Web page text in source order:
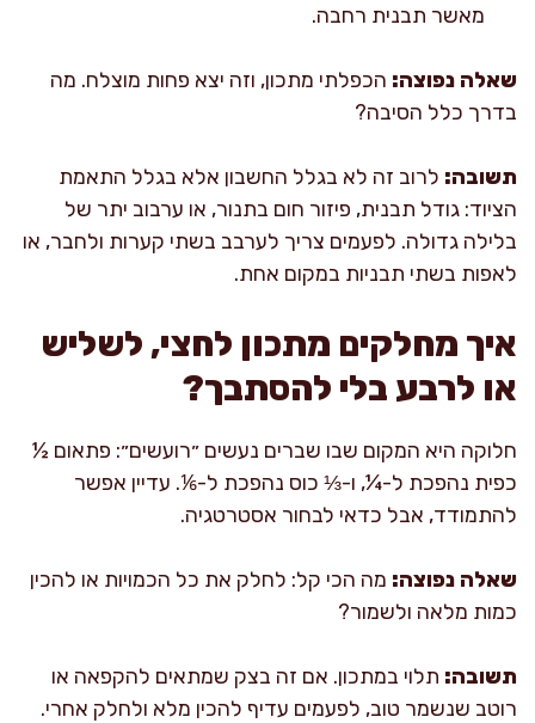
מאשר תבנית רחבה.
שאלה נפוצה: הכפלתי מתכון, וזה יצא פחות מוצלח. מה
בדרך כלל הסיבה?
תשובה: לרוב זה לא בגלל החשבון אלא בגלל התאמת
הציוד: גודל תבנית, פיזור חום בתנור, או ערבוב יתר של
בלילה גדולה. לפעמים צריך לערבב בשתי קערות ולחבר, או
לאפות בשתי תבניות במקום אחת.
איך מחלקים מתכון לחצי, לשליש
או לרבע בלי להסתבך?
חלוקה היא המקום שבו שברים נעשים ״רועשים״: פתאום ½
כפית נהפכת ל-¼, ו-⅓ כוס נהפכת ל-⅙. עדיין אפשר
להתמודד, אבל כדאי לבחור אסטרטגיה.
שאלה נפוצה: מה הכי קל: לחלק את כל הכמויות או להכין
כמות מלאה ולשמור?
תשובה: תלוי במתכון. אם זה בצק שמתאים להקפאה או
רוטב שנשמר טוב, לפעמים עדיף להכין מלא ולחלק אחרי.